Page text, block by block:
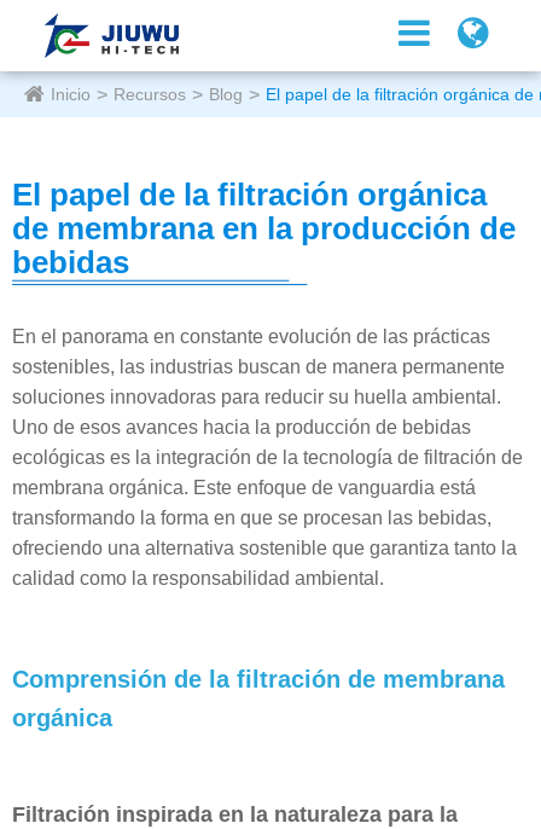
Inicio Recursos Blog El papel de la filtración orgánica
El papel de la filtración orgánica
de membrana en la producción de
bebidas
En el panorama en constante evolución de las prácticas
sostenibles, las industrias buscan de manera permanente
soluciones innovadoras para reducir su huella ambiental.
Uno de esos avances hacia la producción de bebidas
ecológicas es la integración de la tecnología de filtración de
membrana orgánica. Este enfoque de vanguardia está
transformando la forma en que se procesan las bebidas,
ofreciendo una alternativa sostenible que garantiza tanto la
calidad como la responsabilidad ambiental.
Comprensión de la filtración de membrana
orgánica
Filtración inspirada en la naturaleza para la